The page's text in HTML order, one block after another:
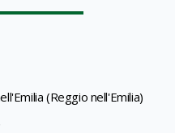
(Reggio nell'Emilia)